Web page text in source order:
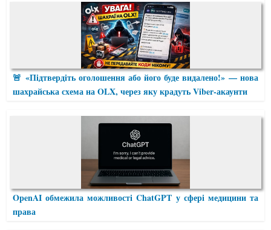
🚨 «Підтвердіть оголошення або його буде видалено!» — нова
шахрайська схема на OLX, через яку крадуть Viber-акаунти
OpenAI обмежила можливості ChatGPT у сфері медицини та
права